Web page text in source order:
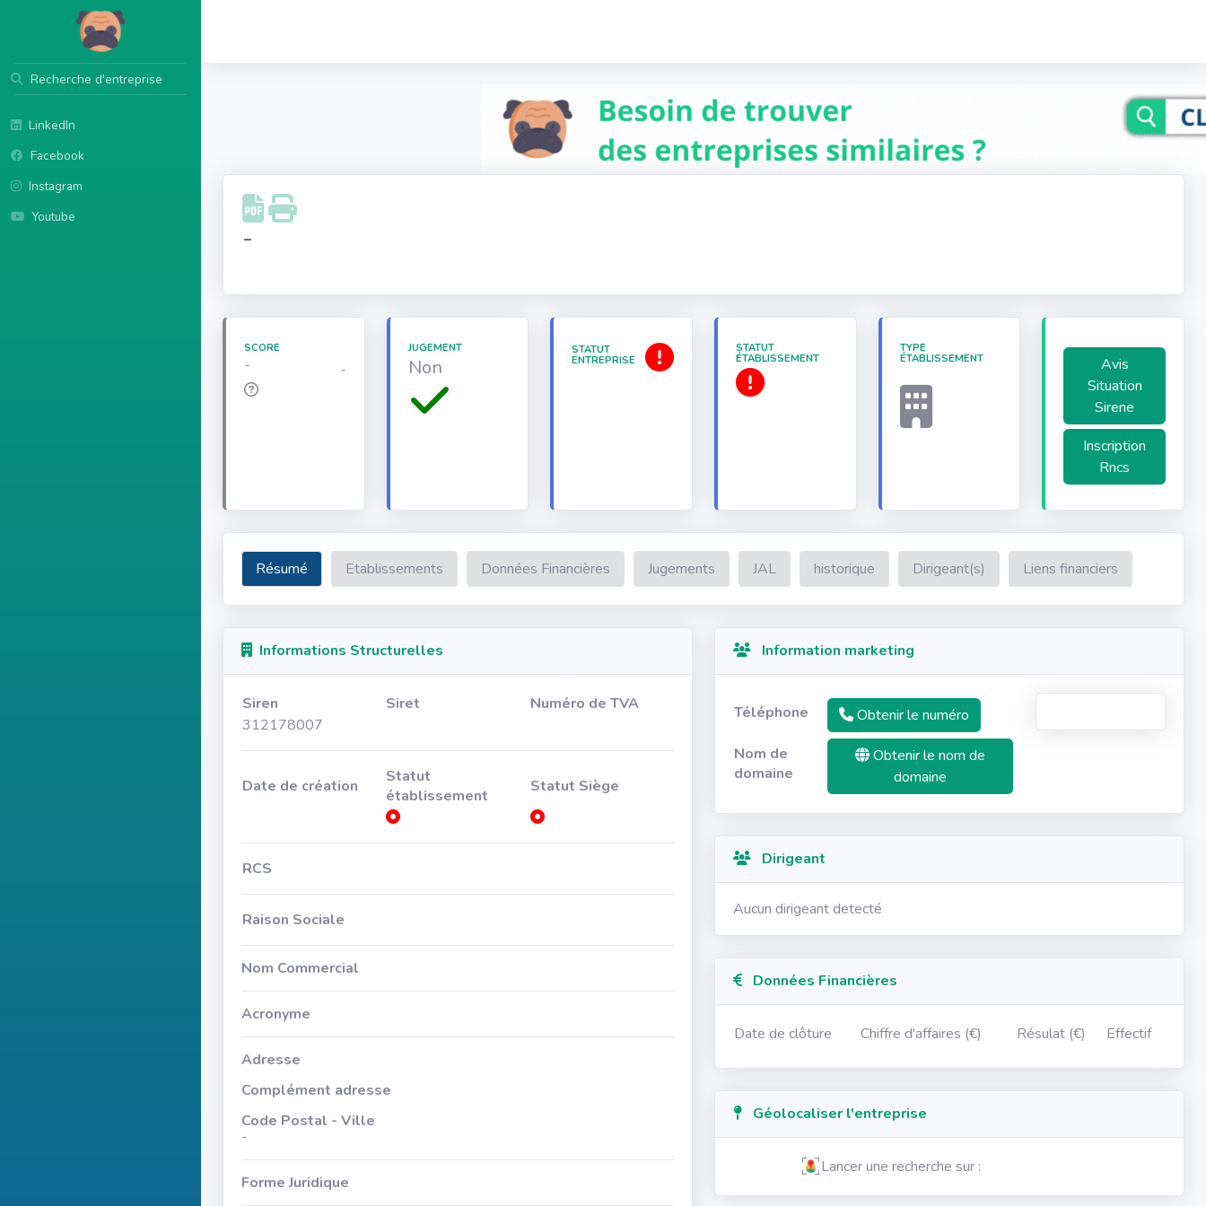
Recherche d'entreprise
LinkedIn
Facebook
Instagram
Youtube
-
SCORE
- -
JUGEMENT
Non
STATUT
ENTREPRISE
STATUT
ÉTABLISSEMENT
TYPE
ÉTABLISSEMENT
Avis
Situation
Sirene
Inscription
Rncs
Résumé Etablissements Données Financières Jugements JAL historique Dirigeant(s) Liens financiers
Informations Structurelles
Siren Siret
Numéro de TVA
312178007
Date de création
Statut
établissement
Statut Siège
RCS
Raison Sociale
Nom Commercial
Acronyme
Adresse
Complément adresse
Code Postal - Ville
-
Forme Juridique
Information marketing
Téléphone
Obtenir le numéro
Nom de
domaine
Obtenir le nom de
domaine
Dirigeant
Aucun dirigeant detecté
Données Financières
Date de clôture Chiffre d'affaires (€) Résulat (€) Effectif
Géolocaliser l'entreprise
Lancer une recherche sur :